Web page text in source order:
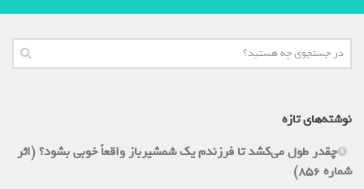
نوشته‌های تازه
چقدر طول می‌کشد تا فرزندم یک شمشیرباز واقعاً خوبی بشود؟ (اثر
شماره 856)